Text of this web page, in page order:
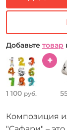
Добавьте товар
1 100 руб.
Композиция